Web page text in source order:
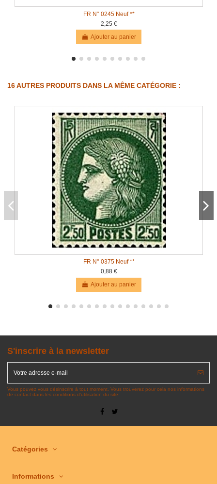
FR N° 0245 Neuf **
2,25 €
Ajouter au panier
16 AUTRES PRODUITS DANS LA MÊME CATÉGORIE :
FR N° 0375 Neuf **
0,88 €
Ajouter au panier
S'inscrire à la newsletter
Vous pouvez vous désinscrire à tout moment. Vous trouverez pour cela nos informations
de contact dans les conditions d'utilisation du site.
Catégories
Informations